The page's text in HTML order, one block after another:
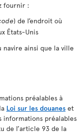
fournir :
) de l’endroit où
États-Unis
navire ainsi que la ville
préalables à
Loi sur les douanes et
informations préalables
de l’article 93 de la